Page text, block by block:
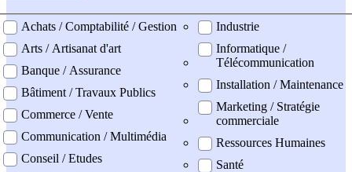
professionel
Achats / Comptabilité / Gestion
Arts / Artisanat d'art
Banque / Assurance
Bâtiment / Travaux Publics
Commerce / Vente
Communication / Multimédia
Conseil / Etudes
Industrie
Informatique /
Télécommunication
Installation / Maintenance
Marketing / Stratégie
commerciale
Ressources Humaines
Santé